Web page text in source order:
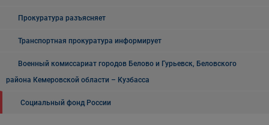
Прокуратура разъясняет
Транспортная прокуратура информирует
Военный комиссариат городов Белово и Гурьевск, Беловского
района Кемеровской области – Кузбасса
Социальный фонд России